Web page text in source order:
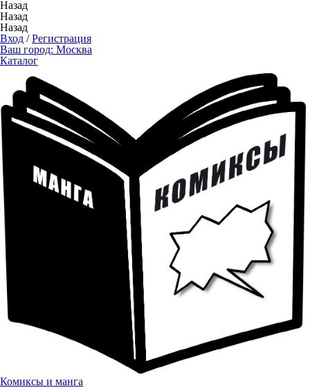
Назад
Назад
Назад
Вход /Регистрация
Ваш город: Москва
Каталог
Комиксы и манга